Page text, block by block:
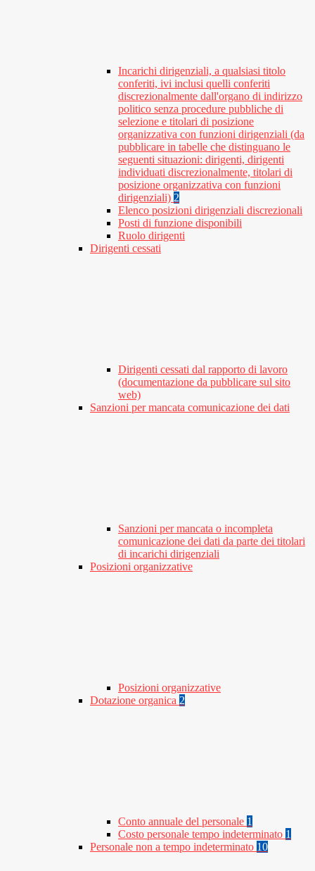
Incarichi dirigenziali, a qualsiasi titolo
conferiti, ivi inclusi quelli conferiti
discrezionalmente dall'organo di indirizzo
politico senza procedure pubbliche di
selezione e titolari di posizione
organizzativa con funzioni dirigenziali (da
pubblicare in tabelle che distinguano le
seguenti situazioni: dirigenti, dirigenti
individuati discrezionalmente, titolari di
posizione organizzativa con funzioni
dirigenziali) 2
Elenco posizioni dirigenziali discrezionali
Posti di funzione disponibili
Ruolo dirigenti
Dirigenti cessati
Dirigenti cessati dal rapporto di lavoro
(documentazione da pubblicare sul sito
web)
Sanzioni per mancata comunicazione dei dati
Sanzioni per mancata o incompleta
comunicazione dei dati da parte dei titolari
di incarichi dirigenziali
Posizioni organizzative
Posizioni organizzative
Dotazione organica 2
Conto annuale del personale 1
Costo personale tempo indeterminato 1
Personale non a tempo indeterminato 10